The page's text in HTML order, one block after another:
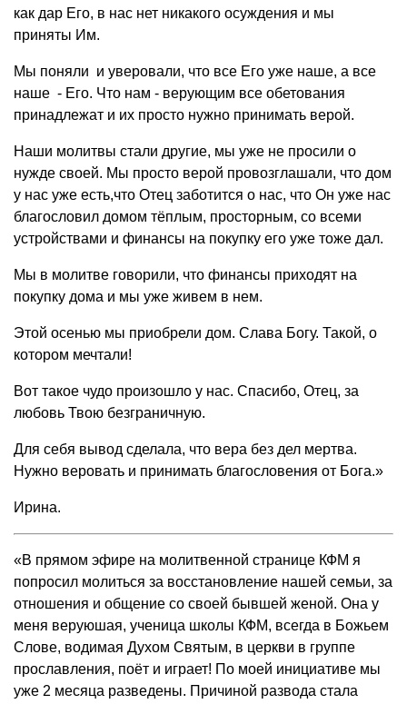
как дар Его, в нас нет никакого осуждения и мы
приняты Им.
Мы поняли и уверовали, что все Его уже наше, а все
наше - Его. Что нам - верующим все обетования
принадлежат и их просто нужно принимать верой.
Наши молитвы стали другие, мы уже не просили о
нужде своей. Мы просто верой провозглашали, что дом
у нас уже есть,что Отец заботится о нас, что Он уже нас
благословил домом тёплым, просторным, со всеми
устройствами и финансы на покупку его уже тоже дал.
Мы в молитве говорили, что финансы приходят на
покупку дома и мы уже живем в нем.
Этой осенью мы приобрели дом. Слава Богу. Такой, о
котором мечтали!
Вот такое чудо произошло у нас. Спасибо, Отец, за
любовь Твою безграничную.
Для себя вывод сделала, что вера без дел мертва.
Нужно веровать и принимать благословения от Бога.»
Ирина.
«В прямом эфире на молитвенной странице КФМ я
попросил молиться за восстановление нашей семьи, за
отношения и общение со своей бывшей женой. Она у
меня веруюшая, ученица школы КФМ, всегда в Божьем
Слове, водимая Духом Святым, в церкви в группе
прославления, поёт и играет! По моей инициативе мы
уже 2 месяца разведены. Причиной развода стала